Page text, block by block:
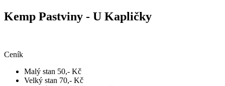
​Kemp Pastviny - U Kapličky
Ceník
Malý stan 50,- Kč
Velký stan 70,- Kč